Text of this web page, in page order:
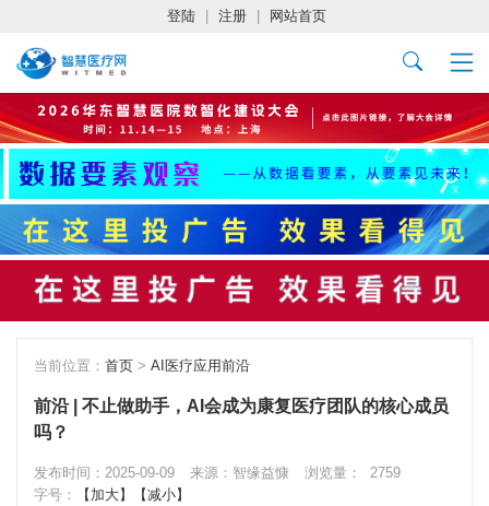
登陆 注册 网站首页
当前位置： 首页 > AI医疗应用前沿
前沿 | 不止做助手，AI会成为康复医疗团队的核心成员
吗？
发布时间：2025-09-09 来源：智缘益慷 浏览量：
2759
字号：
【加大】 【减小】